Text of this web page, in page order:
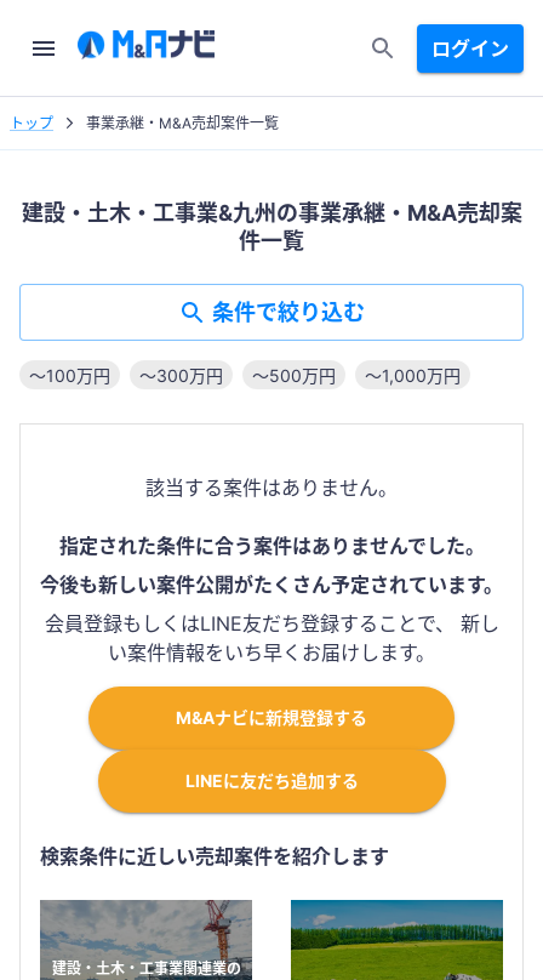
ログイン
トップ 事業承継・M&A売却案件一覧
建設・土木・工事業&九州の事業承継・M&A売却案
件一覧
条件で絞り込む
〜100万円 〜300万円 〜500万円 〜1,000万円
該当する案件はありません。
指定された条件に合う案件はありませんでした。
今後も新しい案件公開がたくさん予定されています。
会員登録もしくはLINE友だち登録することで、 新し
い案件情報をいち早くお届けします。
M&Aナビに新規登録する
LINEに友だち追加する
検索条件に近しい売却案件を紹介します
建設・土木・工事業関連業の